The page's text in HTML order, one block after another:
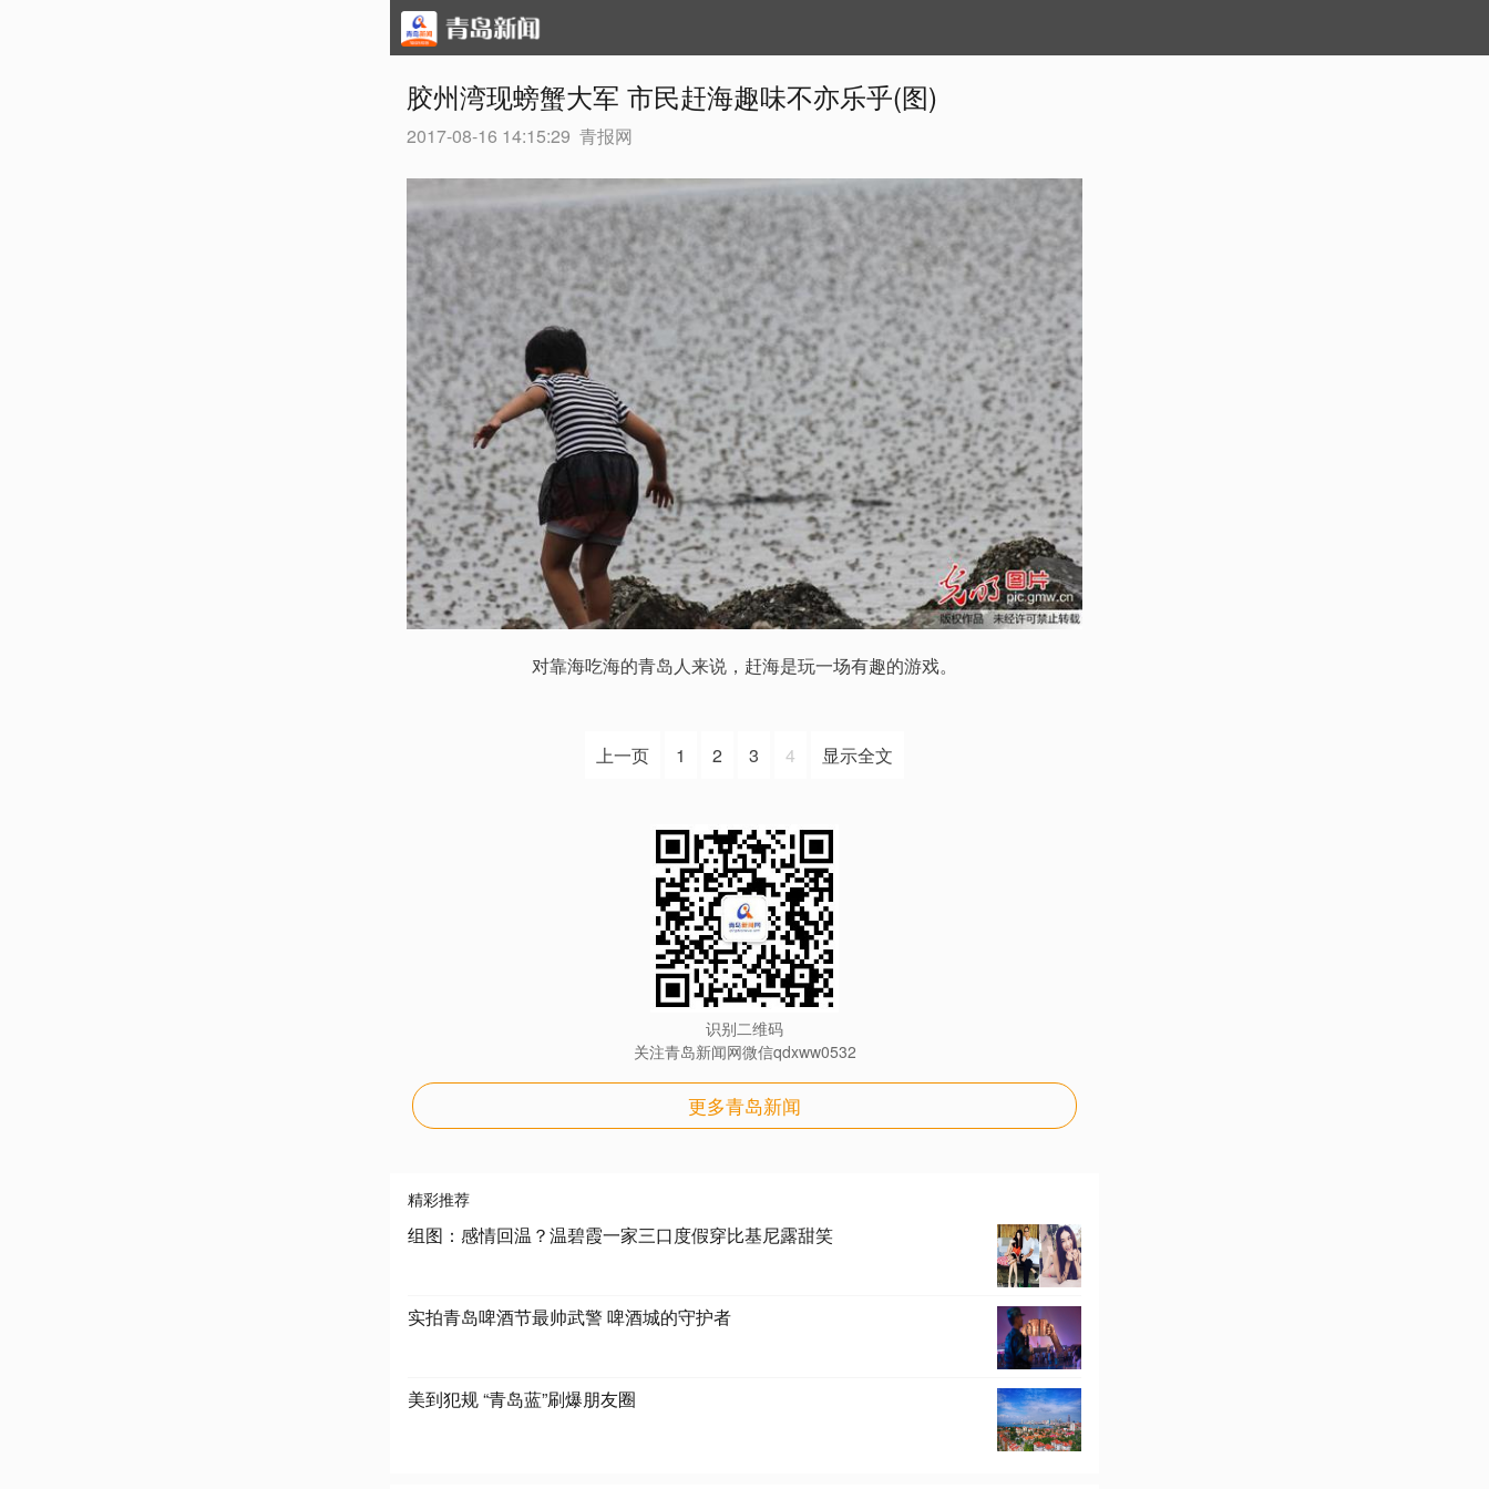
胶州湾现螃蟹大军 市民赶海趣味不亦乐乎(图)
2017-08-16 14:15:29 青报网
对靠海吃海的青岛人来说，赶海是玩一场有趣的游戏。
上一页 1 2 3 4 显示全文
识别二维码
关注青岛新闻网微信qdxww0532
更多青岛新闻
精彩推荐
组图：感情回温？温碧霞一家三口度假穿比基尼露甜笑
实拍青岛啤酒节最帅武警 啤酒城的守护者
美到犯规 “青岛蓝”刷爆朋友圈